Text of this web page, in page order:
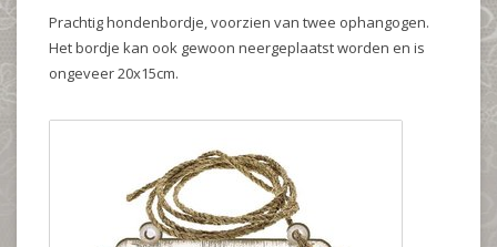
Prachtig hondenbordje, voorzien van twee ophangogen.
Het bordje kan ook gewoon neergeplaatst worden en is
ongeveer 20x15cm.